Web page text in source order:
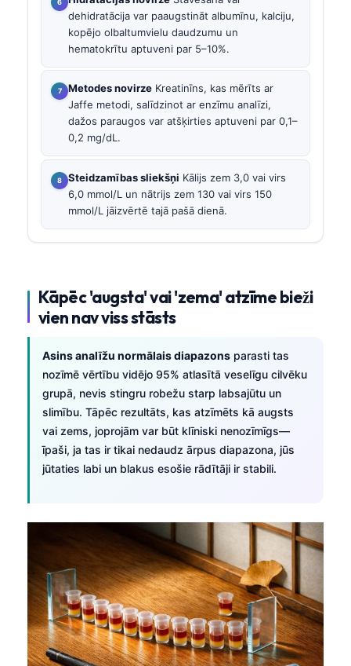
dehidratācija var paaugstināt albumīnu, kalciju,
kopējo olbaltumvielu daudzumu un
hematokrītu aptuveni par 5–10%.
Metodes novirze Kreatinīns, kas mērīts ar
Jaffe metodi, salīdzinot ar enzīmu analīzi,
dažos paraugos var atšķirties aptuveni par 0,1–
0,2 mg/dL.
Steidzamības sliekšņi Kālijs zem 3,0 vai virs
6,0 mmol/L un nātrijs zem 130 vai virs 150
mmol/L jāizvērtē tajā pašā dienā.
Kāpēc 'augsta' vai 'zema' atzīme bieži
vien nav viss stāsts
Asins analīžu normālais diapazons parasti tas
nozīmē vērtību vidējo 95% atlasītā veselīgu cilvēku
grupā, nevis stingru robežu starp labsajūtu un
slimību. Tāpēc rezultāts, kas atzīmēts kā augsts
vai zems, joprojām var būt klīniski nenozīmīgs—
īpaši, ja tas ir tikai nedaudz ārpus diapazona, jūs
jūtaties labi un blakus esošie rādītāji ir stabili.